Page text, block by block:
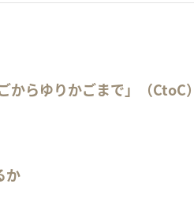
らゆりかごまで」（CtoC）
か